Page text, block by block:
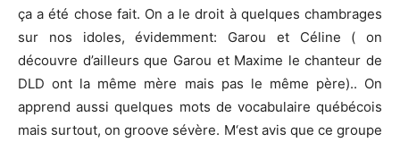
ça a été chose fait. On a le droit à quelques chambrages
sur nos idoles, évidemment: Garou et Céline ( on
découvre d’ailleurs que Garou et Maxime le chanteur de
DLD ont la même mère mais pas le même père).. On
apprend aussi quelques mots de vocabulaire québécois
mais surtout, on groove sévère. M‘est avis que ce groupe